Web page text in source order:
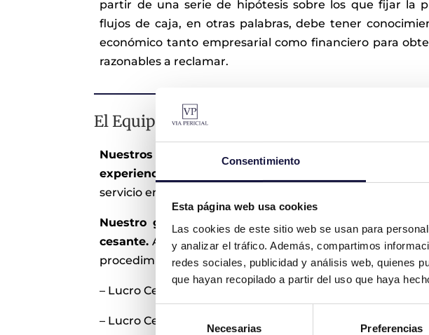
Consentimiento
Esta página web usa cookies
Las cookies de este sitio web se usan para
y analizar el tráfico. Además, compartimos
redes sociales, publicidad y análisis web, quienes
que hayan recopilado a partir del uso que haya
de
Necesarias Preferencias
partir de una serie de hipótesis sobre los que fijar la
flujos de caja, en otras palabras, debe tener
económico tanto empresarial como financiero para
razonables a reclamar.
El Equipo de VÍA PERICIAL
Nuestros economistas colegiados , analistas
experiencia en el sector
, están especializados en la
servicio en las provincias de Valencia, Barcelona, Madrid y
Nuestro gabinete ha comparecido en multitud de
cesante. A modo ilustrativo, se exponen una serie de
procedimientos judiciales donde se reclama la pérdida
– Lucro Cesante por levantamiento de vía pública para
– Lucro Cesante y Daño Emergente por incendio en